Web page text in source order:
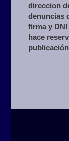
direccion
denuncias
firma y
hace